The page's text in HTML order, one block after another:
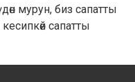
мурун, биз сапатты
сапатты